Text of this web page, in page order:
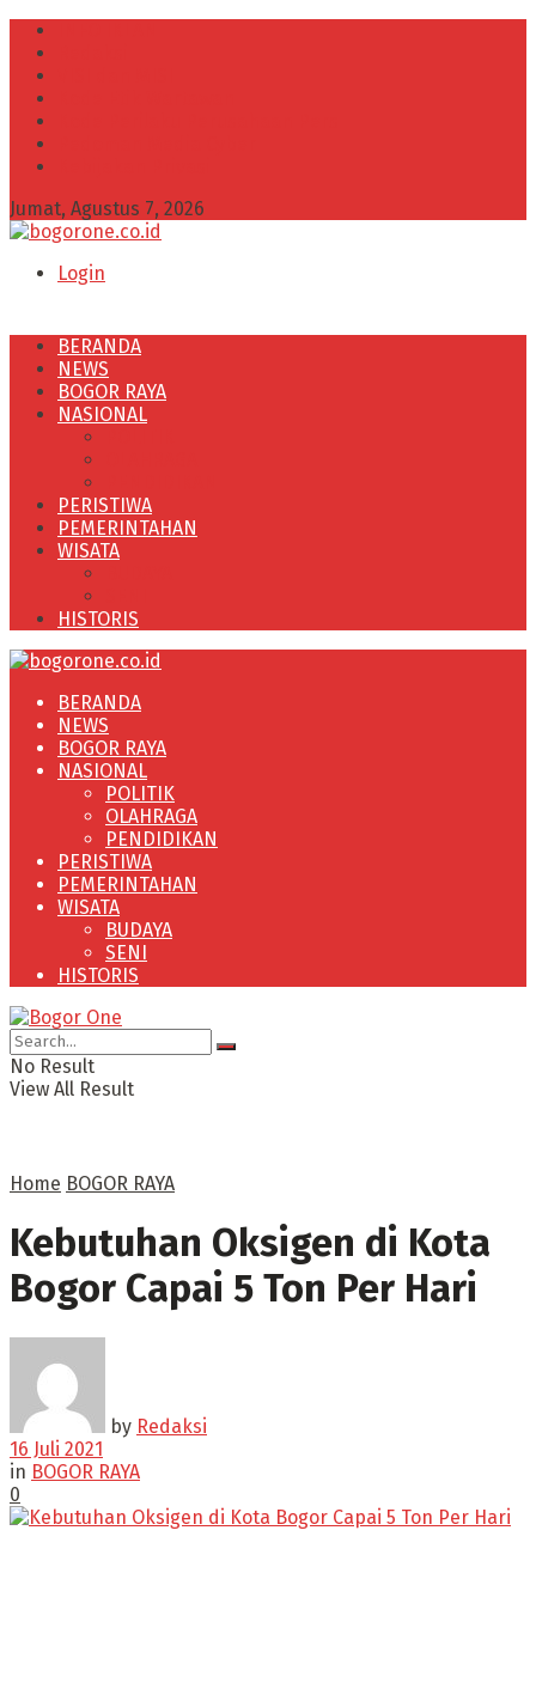
Jumat, Agustus 7, 2026
Login
BERANDA
NEWS
BOGOR RAYA
NASIONAL
PERISTIWA
PEMERINTAHAN
WISATA
HISTORIS
BERANDA
NEWS
BOGOR RAYA
NASIONAL
POLITIK
OLAHRAGA
PENDIDIKAN
PERISTIWA
PEMERINTAHAN
WISATA
BUDAYA
SENI
HISTORIS
No Result
View All Result
Home BOGOR RAYA
Kebutuhan Oksigen di Kota
Bogor Capai 5 Ton Per Hari
by Redaksi
16 Juli 2021
in BOGOR RAYA
0